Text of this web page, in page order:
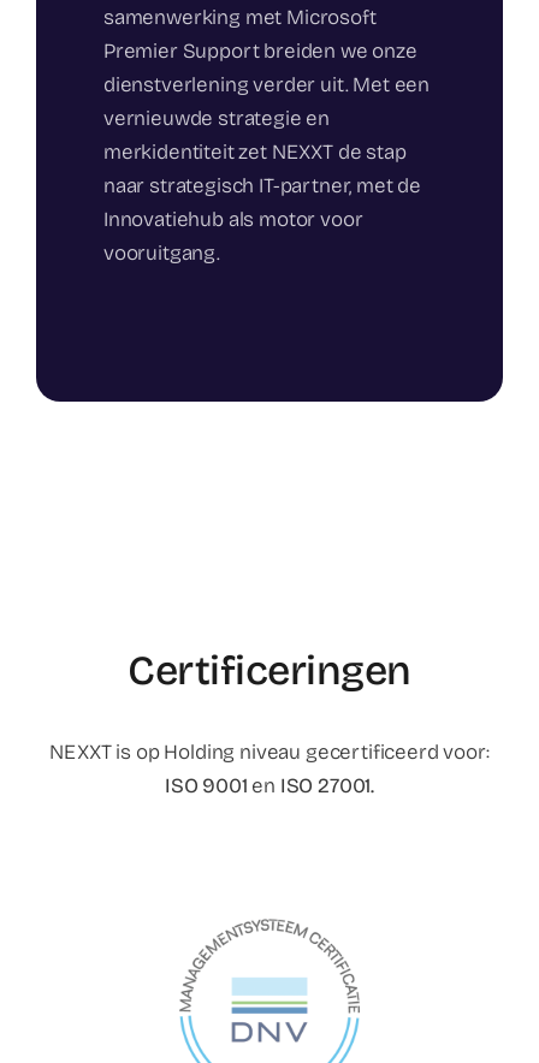
samenwerking met Microsoft
Premier Support breiden we onze
dienstverlening verder uit. Met een
vernieuwde strategie en
merkidentiteit zet NEXXT de stap
naar strategisch IT-partner, met de
Innovatiehub als motor voor
vooruitgang.
Certificeringen
NEXXT is op Holding niveau gecertificeerd voor:
ISO 9001 en ISO 27001.